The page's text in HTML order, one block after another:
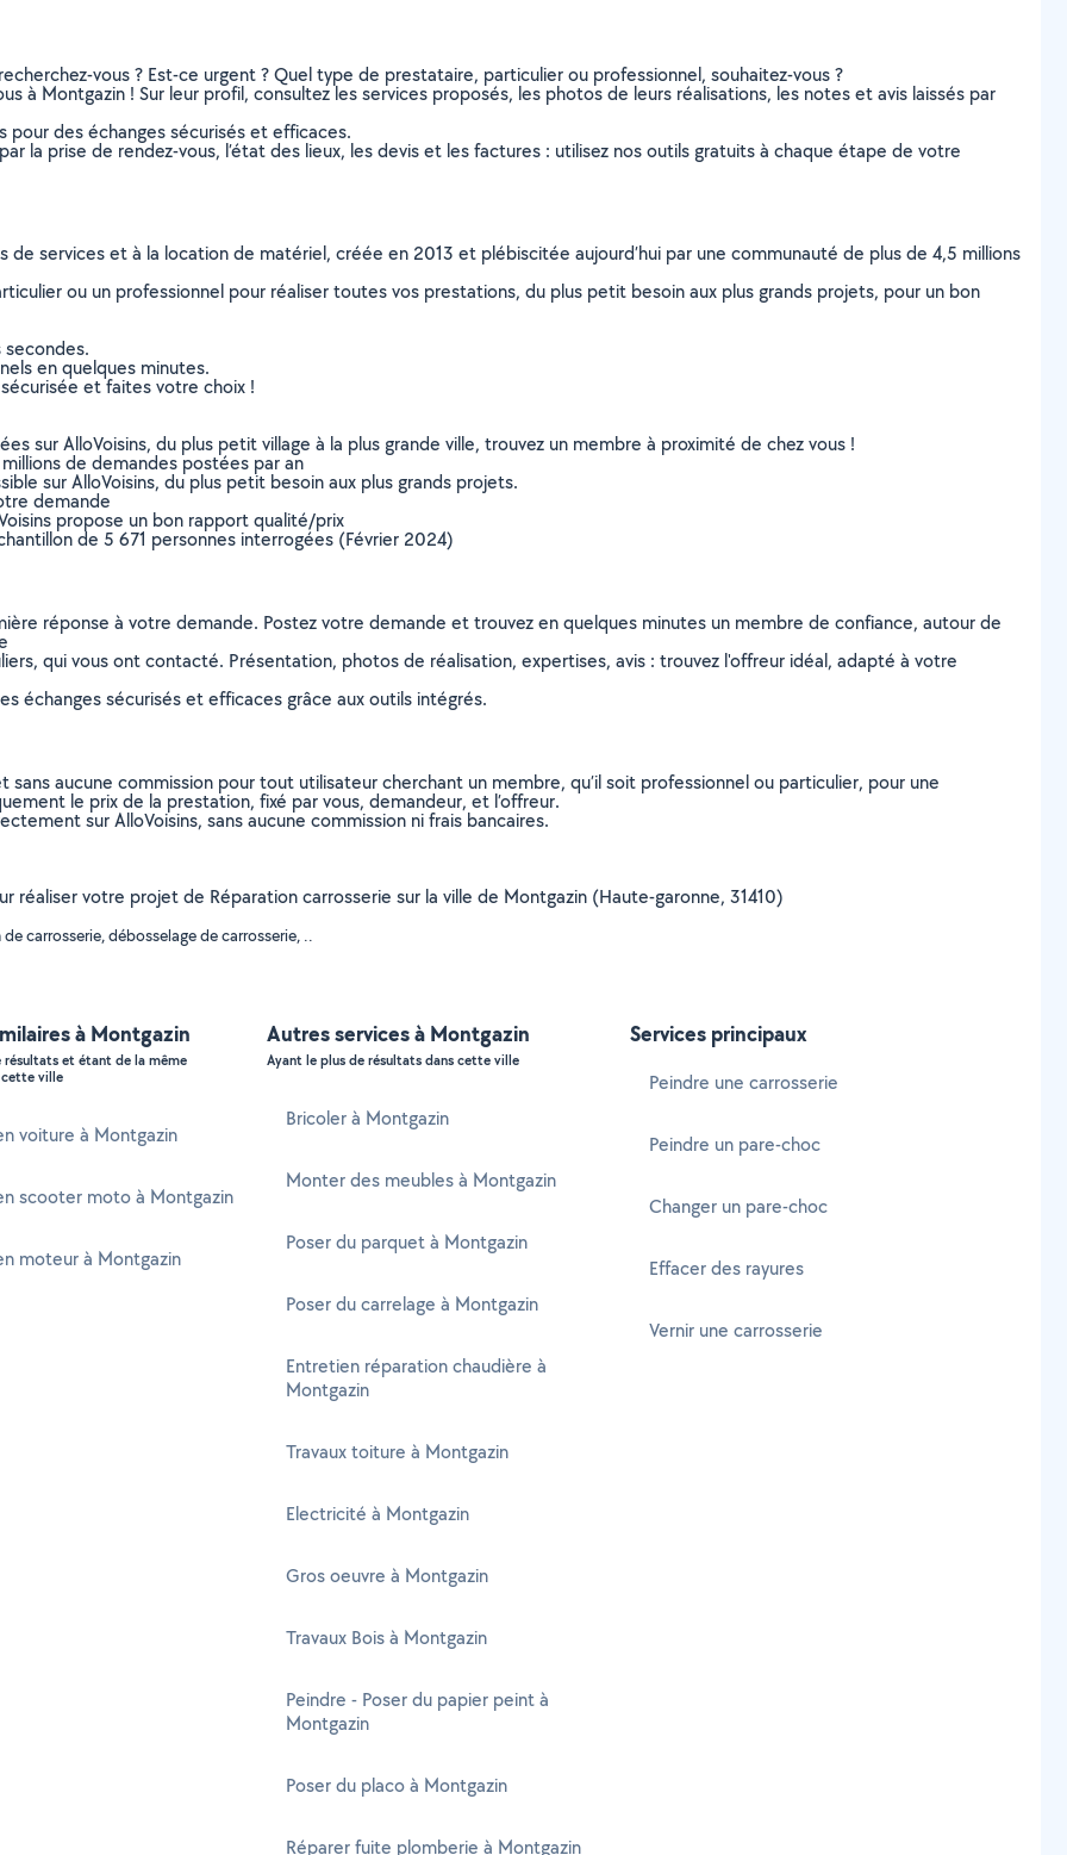
vous ? Est-ce urgent ? Quel type de prestataire, particulier ou professionnel, souhaitez-vous ?
à Montgazin ! Sur leur profil, consultez les services proposés, les photos de leurs réalisations, les notes et avis laissés par
pour des échanges sécurisés et efficaces.
la prise de rendez-vous, l’état des lieux, les devis et les factures : utilisez nos outils gratuits à chaque étape de votre
de services et à la location de matériel, créée en 2013 et plébiscitée aujourd’hui par une communauté de plus de 4,5 millions
ou un professionnel pour réaliser toutes vos prestations, du plus petit besoin aux plus grands projets, pour un bon
secondes.
en quelques minutes.
et faites votre choix !
sur AlloVoisins, du plus petit village à la plus grande ville, trouvez un membre à proximité de chez vous !
de demandes postées par an
sur AlloVoisins, du plus petit besoin aux plus grands projets.
demande
propose un bon rapport qualité/prix
de 5 671 personnes interrogées (Février 2024)
réponse à votre demande. Postez votre demande et trouvez en quelques minutes un membre de confiance, autour de
qui vous ont contacté. Présentation, photos de réalisation, expertises, avis : trouvez l'offreur idéal, adapté à votre
échanges sécurisés et efficaces grâce aux outils intégrés.
aucune commission pour tout utilisateur cherchant un membre, qu’il soit professionnel ou particulier, pour une
le prix de la prestation, fixé par vous, demandeur, et l’offreur.
sur AlloVoisins, sans aucune commission ni frais bancaires.
réaliser votre projet de Réparation carrosserie sur la ville de Montgazin (Haute-garonne, 31410)
carrosserie, débosselage de carrosserie, ..
à Montgazin
résultats et étant de la même
ville
voiture à Montgazin
scooter moto à Montgazin
moteur à Montgazin
Autres services à Montgazin
Ayant le plus de résultats dans cette ville
Bricoler à Montgazin
Monter des meubles à Montgazin
Poser du parquet à Montgazin
Poser du carrelage à Montgazin
Entretien réparation chaudière à
Montgazin
Travaux toiture à Montgazin
Electricité à Montgazin
Gros oeuvre à Montgazin
Travaux Bois à Montgazin
Peindre - Poser du papier peint à
Montgazin
Poser du placo à Montgazin
Réparer fuite plomberie à Montgazin
Services principaux
Peindre une carrosserie
Peindre un pare-choc
Changer un pare-choc
Effacer des rayures
Vernir une carrosserie